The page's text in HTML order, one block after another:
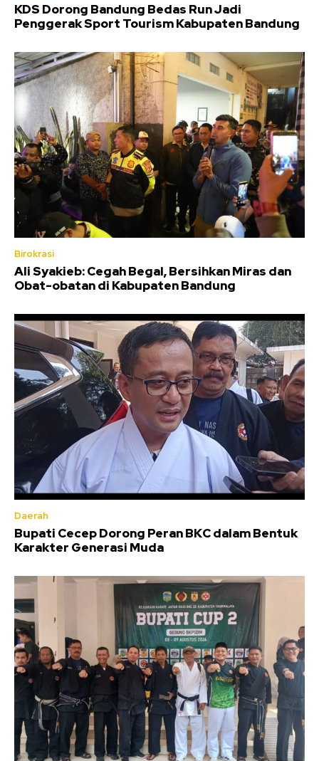
KDS Dorong Bandung Bedas Run Jadi
Penggerak Sport Tourism Kabupaten Bandung
Birokrasi
Ali Syakieb: Cegah Begal, Bersihkan Miras dan
Obat-obatan di Kabupaten Bandung
Daerah
Bupati Cecep Dorong Peran BKC dalam Bentuk
Karakter Generasi Muda